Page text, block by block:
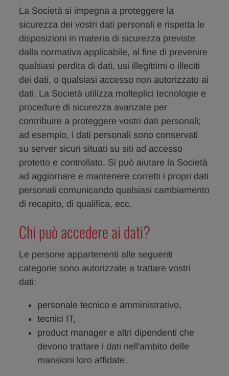
La Società si impegna a proteggere la
sicurezza dei vostri dati personali e rispetta le
disposizioni in materia di sicurezza previste
dalla normativa applicabile, al fine di prevenire
qualsiasi perdita di dati, usi illegittimi o illeciti
dei dati, o qualsiasi accesso non autorizzato ai
dati. La Società utilizza molteplici tecnologie e
procedure di sicurezza avanzate per
contribuire a proteggere vostri dati personali;
ad esempio, i dati personali sono conservati
su server sicuri situati su siti ad accesso
protetto e controllato. Si può aiutare la Società
ad aggiornare e mantenere corretti i propri dati
personali comunicando qualsiasi cambiamento
di recapito, di qualifica, ecc.
Chi può accedere ai dati?
Le persone appartenenti alle seguenti
categorie sono autorizzate a trattare vostri
dati:
personale tecnico e amministrativo,
tecnici IT,
product manager e altri dipendenti che
devono trattare i dati nell'ambito delle
mansioni loro affidate.